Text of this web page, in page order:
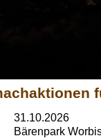
31.10.2026
Bärenpark